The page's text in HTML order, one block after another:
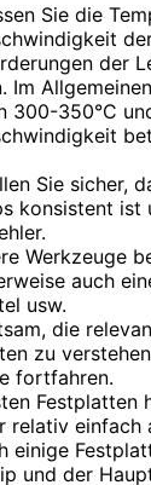
Sie die
der
Im
300-350°C
Sie sicher,
konsistent ist
Werkzeuge
auch
usw.
die
zu
fortfahren.
Festplatten
relativ einfach
einige
und der